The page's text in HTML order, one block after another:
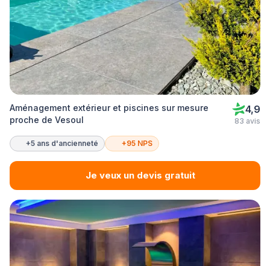
Aménagement extérieur et piscines sur mesure
proche de Vesoul
4,9
83 avis
+5 ans d'ancienneté +95 NPS
Je veux un devis gratuit